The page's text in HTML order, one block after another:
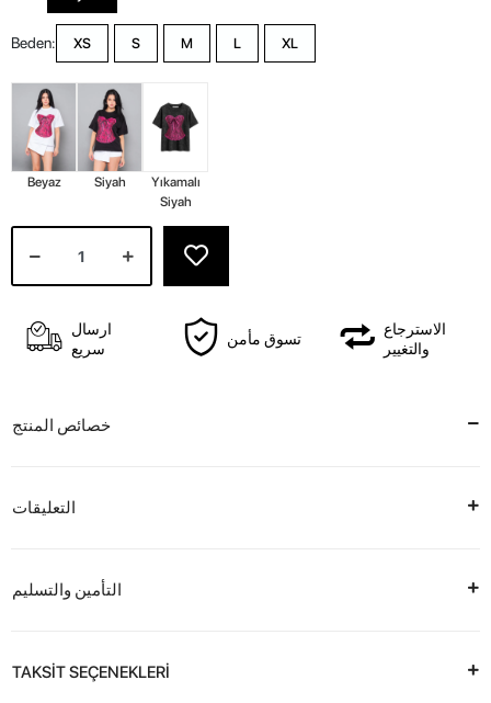
Beden: XS S M L XL
Beyaz Siyah
Yıkamalı
Siyah
ارسال
سريع
تسوق مأمن
الاسترجاع
والتغيير
خصائص المنتج
التعليقات
التأمين والتسليم
TAKSİT SEÇENEKLERİ